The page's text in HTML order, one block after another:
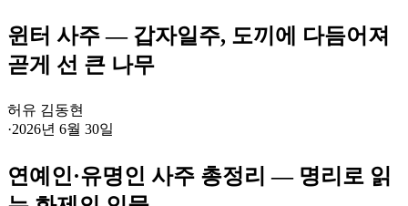
윈터 사주 — 갑자일주, 도끼에 다듬어져
곧게 선 큰 나무
허유 김동현
·2026년 6월 30일
연예인·유명인 사주 총정리 — 명리로 읽